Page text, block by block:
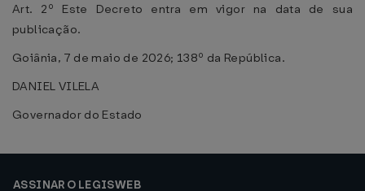
Art. 2º Este Decreto entra em vigor na data de sua
publicação.
Goiânia, 7 de maio de 2026; 138º da República.
DANIEL VILELA
Governador do Estado
ASSINAR O LEGISWEB